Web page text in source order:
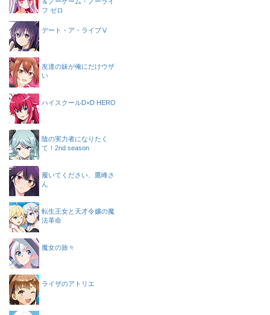
フ ゼロ
デート・ア・ライブⅤ
友達の妹が俺にだけウザ
い
ハイスクールD×D HERO
陰の実力者になりたく
て！2nd season
履いてください、鷹峰さ
ん
転生王女と天才令嬢の魔
法革命
魔女の旅々
ライザのアトリエ